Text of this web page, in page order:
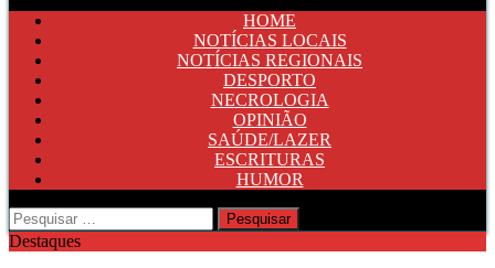
HOME
NOTÍCIAS LOCAIS
NOTÍCIAS REGIONAIS
DESPORTO
NECROLOGIA
OPINIÃO
SAÚDE/LAZER
ESCRITURAS
HUMOR
Pesquisar
por:
Destaques